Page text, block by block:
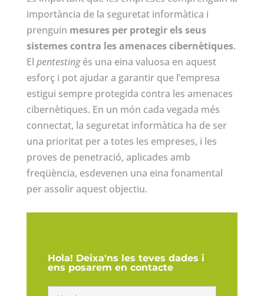
importància de la seguretat informàtica i
prenguin mesures per protegir els seus
sistemes contra les amenaces cibernètiques.
El pentestingés una eina valuosa en aquest
esforç i pot ajudar a garantir que l’empresa
estigui sempre protegida contra les amenaces
cibernètiques. En un món cada vegada més
connectat, la seguretat informàtica ha de ser
una prioritat per a totes les empreses, i les
proves de penetració, aplicades amb
freqüència, esdevenen una eina fonamental
per assolir aquest objectiu.
Hola! Deixa'ns les teves dades i
ens posarem en contacte